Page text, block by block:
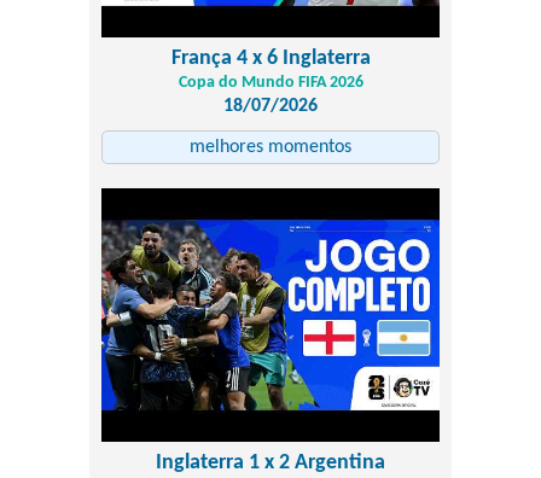
França 4 x 6 Inglaterra
Copa do Mundo FIFA 2026
18/07/2026
melhores momentos
Inglaterra 1 x 2 Argentina